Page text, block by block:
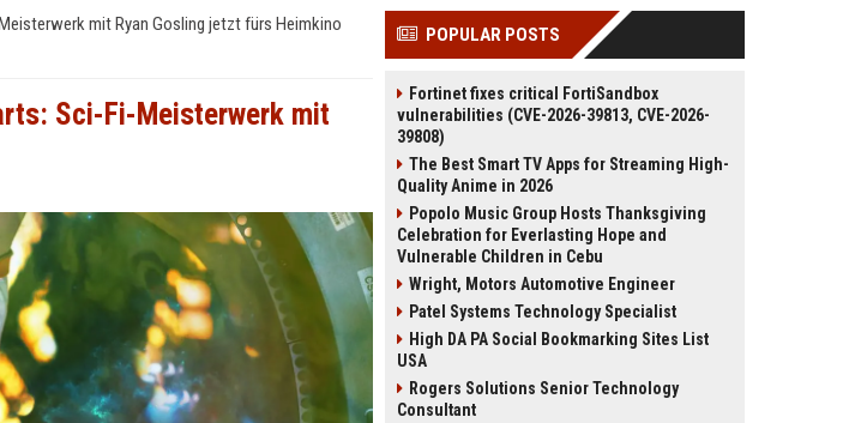
mit Ryan Gosling jetzt fürs Heimkino
Sci-Fi-Meisterwerk mit
POPULAR POSTS
Fortinet fixes critical FortiSandbox
vulnerabilities (CVE-2026-39813, CVE-2026-
39808)
The Best Smart TV Apps for Streaming High-
Quality Anime in 2026
Popolo Music Group Hosts Thanksgiving
Celebration for Everlasting Hope and
Vulnerable Children in Cebu
Wright, Motors Automotive Engineer
Patel Systems Technology Specialist
High DA PA Social Bookmarking Sites List
USA
Rogers Solutions Senior Technology
Consultant